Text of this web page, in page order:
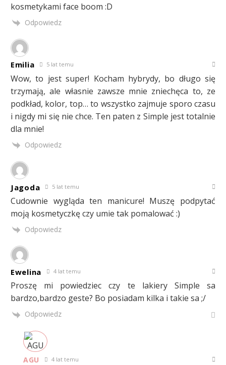
kosmetykami face boom :D
Odpowiedz
Emilia 5 lat temu
Wow, to jest super! Kocham hybrydy, bo długo się
trzymają, ale własnie zawsze mnie zniechęca to, ze
podkład, kolor, top… to wszystko zajmuje sporo czasu
i nigdy mi się nie chce. Ten paten z Simple jest totalnie
dla mnie!
Odpowiedz
Jagoda 5 lat temu
Cudownie wygląda ten manicure! Muszę podpytać
moją kosmetyczkę czy umie tak pomalować :)
Odpowiedz
Ewelina 4 lat temu
Proszę mi powiedziec czy te lakiery Simple sa
bardzo,bardzo geste? Bo posiadam kilka i takie sa ;/
Odpowiedz
AGU 4 lat temu